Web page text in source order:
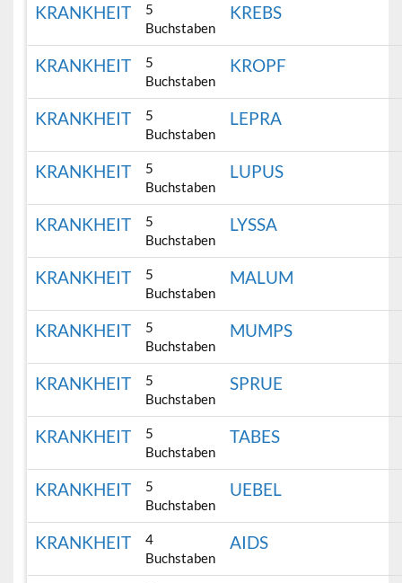
KRANKHEIT
5
Buchstaben
KREBS
KRANKHEIT
5
Buchstaben
KROPF
KRANKHEIT
5
Buchstaben
LEPRA
KRANKHEIT
5
Buchstaben
LUPUS
KRANKHEIT
5
Buchstaben
LYSSA
KRANKHEIT
5
Buchstaben
MALUM
KRANKHEIT
5
Buchstaben
MUMPS
KRANKHEIT
5
Buchstaben
SPRUE
KRANKHEIT
5
Buchstaben
TABES
KRANKHEIT
5
Buchstaben
UEBEL
KRANKHEIT
4
Buchstaben
AIDS